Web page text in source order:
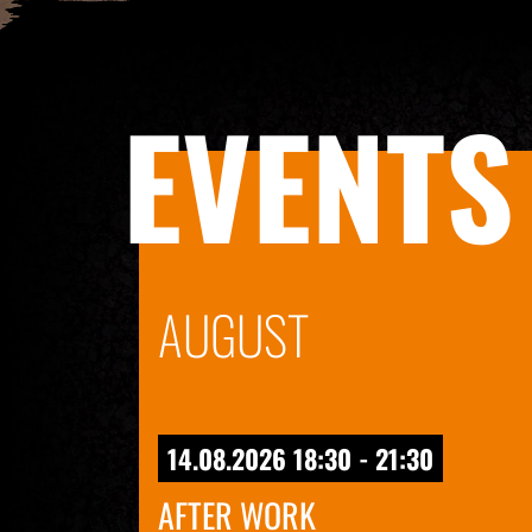
EVENTS
AUGUST
14.08.2026 18:30 - 21:30
AFTER WORK